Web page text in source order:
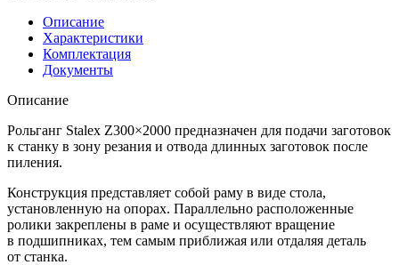
Описание
Характеристики
Комплектация
Документы
Описание
Рольганг Stalex Z300×2000 предназначен для подачи заготовок
к станку в зону резания и отвода длинных заготовок после
пиления.
Конструкция представляет собой раму в виде стола,
установленную на опорах. Параллельно расположенные
ролики закреплены в раме и осуществляют вращение
в подшипниках, тем самым приближая или отдаляя деталь
от станка.